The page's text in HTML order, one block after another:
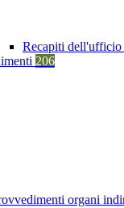
Recapiti dell'ufficio
206
organi